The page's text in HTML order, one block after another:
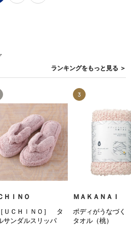
ランキングをもっと見る ＞
ＨＩＮＯ
ＵＣＨＩＮＯ］ タ
サンダルスリッパ
3
ＭＡＫＡＮＡＩ
ボディがうなづ
タオル（桃）